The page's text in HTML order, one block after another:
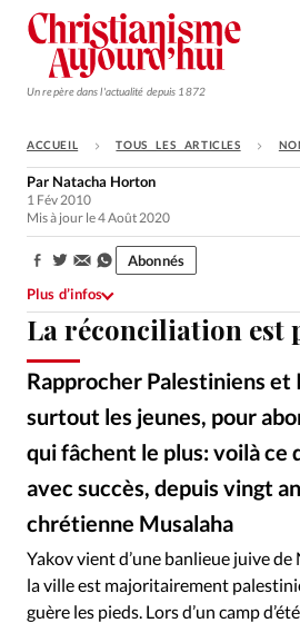
Un repère dans l'actualité depuis 1872
S'ABONNER
Monde
Opinions
Tous les articles
Faire un don
Emploi
Se connecter
Édition: Internationale
RUBRIQUES
Tous les articles
Actualité
ACCUEIL TOUS LES ARTICLES
La réconciliation est
Rapprocher Palestiniens et
surtout les jeunes, pour
qui fâchent le plus: voilà ce
avec succès, depuis vingt
chrétienne Musalaha
Par Natacha Horton
1 Fév 2010
Mis à jour le 4 Août 2020
Partager:
Abonnés
Plus d’infos
Yakov vient d’une banlieue juive de
la ville est majoritairement
guère les pieds. Lors d’un camp